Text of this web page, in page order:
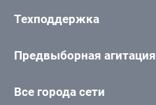
Техподдержка
Предвыборная агитация
Все города сети